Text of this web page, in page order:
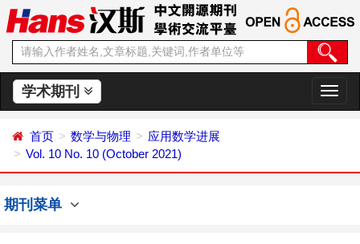
学术期刊
切
换
首页 数学与物理
应用数学进展
Vol. 10 No. 10 (October 2021)
期刊菜单